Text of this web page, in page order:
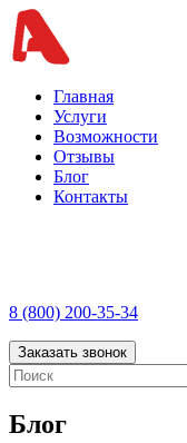
Главная
Услуги
Возможности
Отзывы
Блог
Контакты
8 (800) 200-35-34
Заказать звонок
Блог